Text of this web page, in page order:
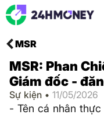
MSR
MSR: Phan
Giám đốc -
Sự kiện • 11/05/2026
- Tên cá nhân